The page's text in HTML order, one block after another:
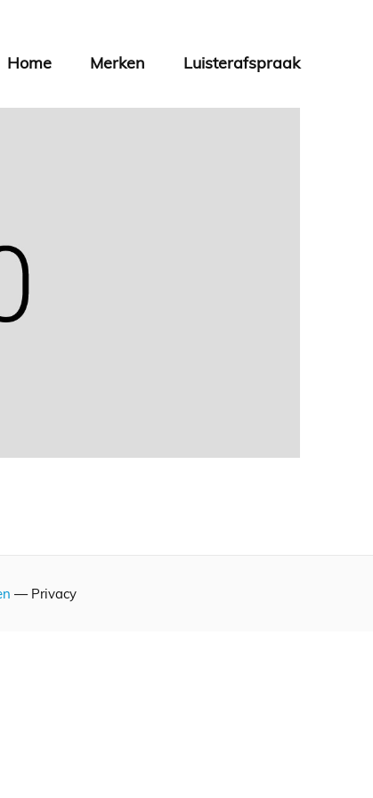
Home Merken Luisterafspraak
— Privacy